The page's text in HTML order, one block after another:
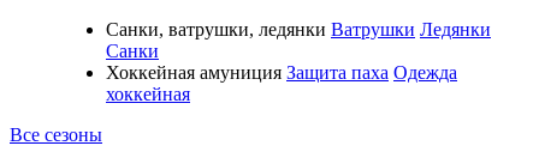
Санки, ватрушки, ледянки Ватрушки Ледянки
Санки
Хоккейная амуниция Защита паха Одежда
хоккейная
Все сезоны